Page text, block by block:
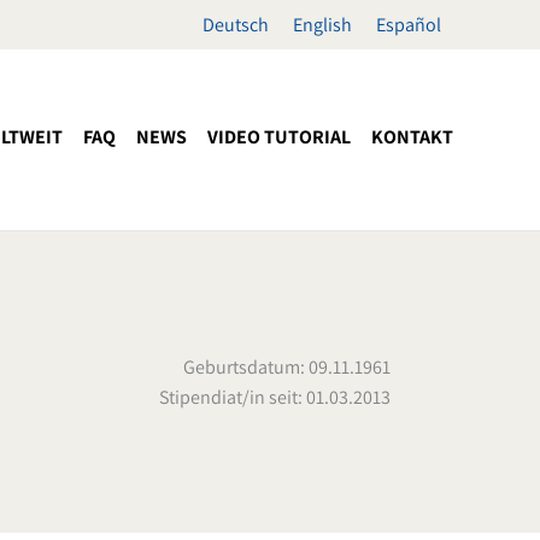
Deutsch English Español
FAQ NEWS VIDEO TUTORIAL KONTAKT
Geburtsdatum: 09.11.1961
Stipendiat/in seit: 01.03.2013